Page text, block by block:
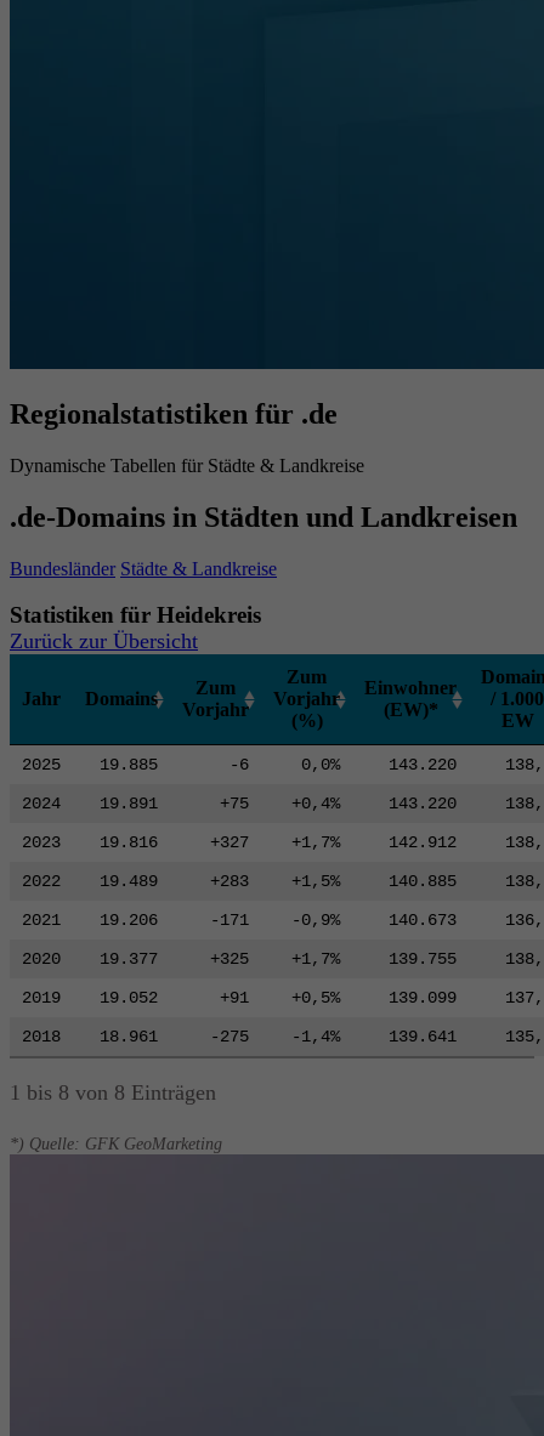
Regionalstatistiken für .de
Dynamische Tabellen für Städte & Landkreise
.de-Domains in Städten und Landkreisen
Bundesländer Städte & Landkreise
Statistiken für Heidekreis
Zurück zur Übersicht
Jahr Domains
Zum
Vorjahr
Zum
Vorjahr
(%)
Einwohner
(EW)*
/ 1.000
EW
2025 19.885 -6 0,0% 143.220
2024
19.891 +75 +0,4% 143.220
2023
19.816 +327 +1,7% 142.912
2022
19.489 +283 +1,5% 140.885
2021
19.206 -171 -0,9% 140.673
2020
19.377 +325 +1,7% 139.755
2019
19.052 +91 +0,5% 139.099
2018
18.961 -275 -1,4% 139.641
1 bis 8 von 8 Einträgen
*) Quelle: GFK GeoMarketing